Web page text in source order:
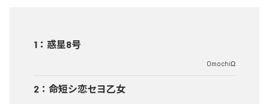
1 ： 惑星8号
OmochiΩ
2 ： 命短シ恋セヨ乙女